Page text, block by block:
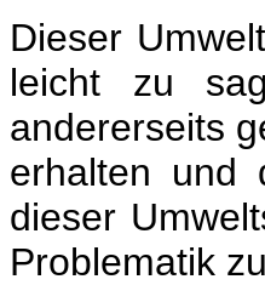
Dieser
leicht zu
andererseits
erhalten und
dieser
Problematik